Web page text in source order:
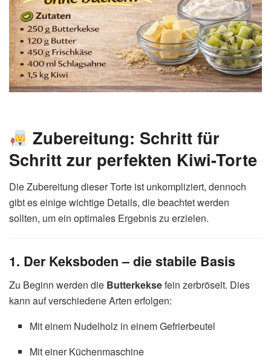
Zubereitung: Schritt für
Schritt zur perfekten Kiwi-Torte
Die Zubereitung dieser Torte ist unkompliziert, dennoch
gibt es einige wichtige Details, die beachtet werden
sollten, um ein optimales Ergebnis zu erzielen.
1. Der Keksboden – die stabile Basis
Zu Beginn werden die Butterkeksefein zerbröselt. Dies
kann auf verschiedene Arten erfolgen:
Mit einem Nudelholz in einem Gefrierbeutel
Mit einer Küchenmaschine